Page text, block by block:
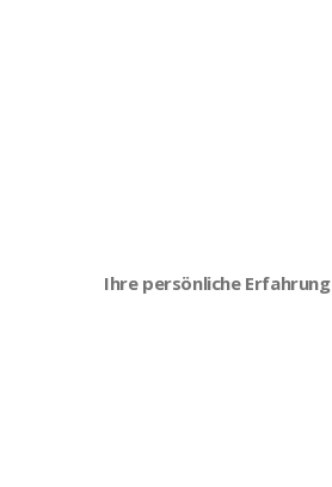
Ihre persönliche Erfahrung